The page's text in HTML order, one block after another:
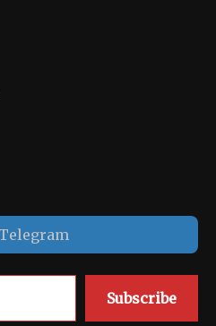
Telegram
Subscribe